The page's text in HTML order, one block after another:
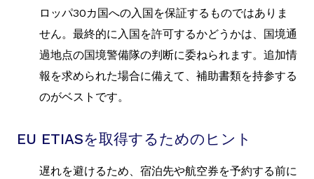
ロッパ30カ国への入国を保証するものではありま
せん。最終的に入国を許可するかどうかは、国境通
過地点の国境警備隊の判断に委ねられます。追加情
報を求められた場合に備えて、補助書類を持参する
のがベストです。
EU ETIASを取得するためのヒント
遅れを避けるため、宿泊先や航空券を予約する前に